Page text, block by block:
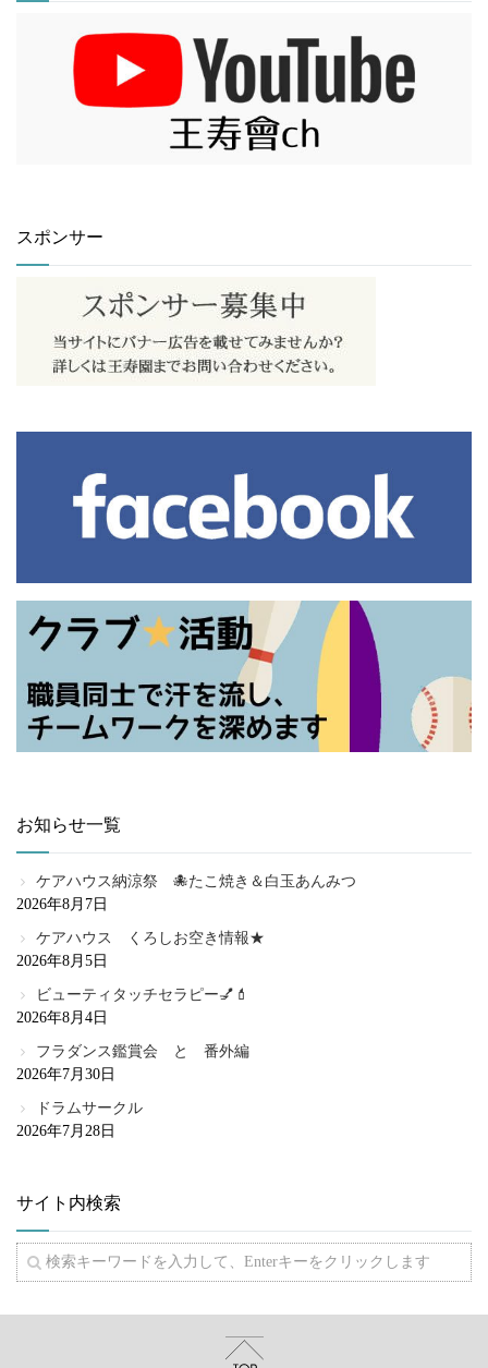
スポンサー
お知らせ一覧
ケアハウス納涼祭 🐙たこ焼き＆白玉あんみつ
2026年8月7日
ケアハウス くろしお空き情報★
2026年8月5日
ビューティタッチセラピー💅💄
2026年8月4日
フラダンス鑑賞会 と 番外編
2026年7月30日
ドラムサークル
2026年7月28日
サイト内検索